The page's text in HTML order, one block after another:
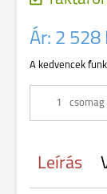
Ár: 2 528
A kedvencek
csomag
Leírás